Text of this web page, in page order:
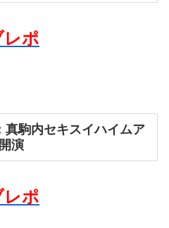
ポ
真駒内セキスイハイムア
演
ポ